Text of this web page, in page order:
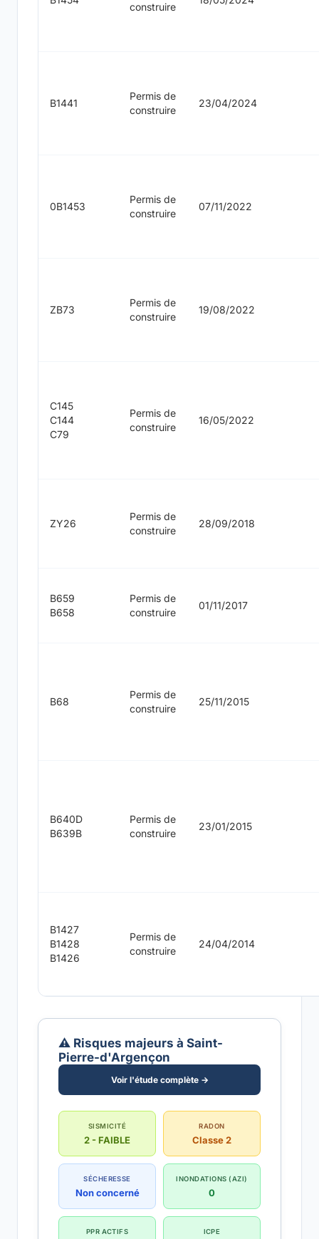
construire
B1441
Permis de
construire
23/04/2024
0B1453
Permis de
construire
07/11/2022
ZB73
Permis de
construire
19/08/2022
C145
C144
C79
Permis de
construire
16/05/2022
ZY26
Permis de
construire
28/09/2018
B659
B658
Permis de
construire
01/11/2017
B68
Permis de
construire
25/11/2015
B640D
B639B
Permis de
construire
23/01/2015
B1427
B1428
B1426
Permis de
construire
24/04/2014
⚠️ Risques majeurs à Saint-
Pierre-d'Argençon
Voir l'étude complète →
SISMICITÉ
2 - FAIBLE
RADON
Classe 2
SÉCHERESSE
Non concerné
INONDATIONS (AZI)
0
PPR ACTIFS ICPE